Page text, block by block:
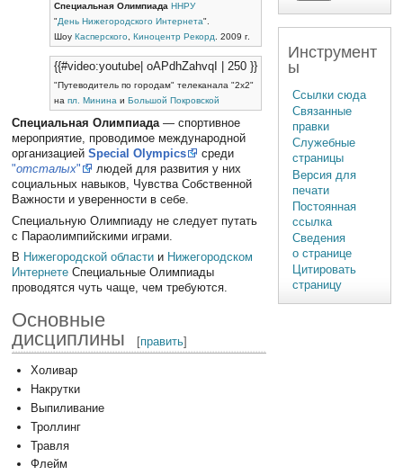
Специальная Олимпиада ННРУ
"День Нижегородского Интернета".
Шоу Касперского, Киноцентр Рекорд. 2009 г.
{{#video:youtube| oAPdhZahvqI | 250 }}
"Путеводитель по городам" телеканала "2x2"
на пл. Мининаи Большой Покровской
Специальная Олимпиада— спортивное
мероприятие, проводимое международной
организациейSpecial Olympics
среди
"отсталых"
людей для развития у них
социальных навыков, Чувства Собственной
Важности и уверенности в себе.
Специальную Олимпиаду не следует путать
с Параолимпийскими играми.
В Нижегородской области и Нижегородском
Интернете Специальные Олимпиады
проводятся чуть чаще, чем требуются.
Основные
дисциплины
[править]
Холивар
Накрутки
Выпиливание
Троллинг
Травля
Флейм
Инструмент
ы
Ссылки сюда
Связанные
правки
Служебные
страницы
Версия для
печати
Постоянная
ссылка
Сведения
о странице
Цитировать
страницу